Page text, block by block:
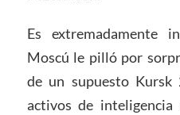
Es extremadamente
Moscú le pilló por
de un supuesto
activos de inteligencia